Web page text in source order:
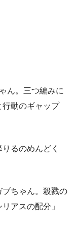
ん。三つ編みに
行動のギャップ
るのめんどく
ちゃん。殺戮の
アスの配分」